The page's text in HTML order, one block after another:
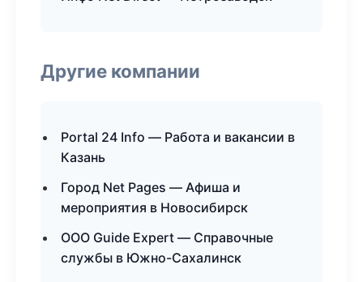
Другие компании
Portal 24 Info — Работа и вакансии в
Казань
Город Net Pages — Афиша и
мероприятия в Новосибирск
ООО Guide Expert — Справочные
службы в Южно-Сахалинск